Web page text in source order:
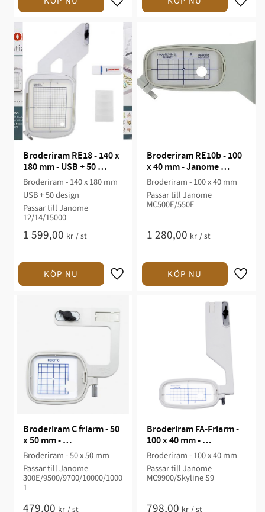
Broderiram RE18 - 140 x
180 mm - USB + 50
design - 12/14/15000
Broderiram - 140 x 180 mm
USB + 50 design
Passar till Janome
12/14/15000
1 599,00 kr /st
Broderiram RE10b - 100
x 40 mm - Janome
MC500E/550E
Broderiram - 100 x 40 mm
Passar till Janome
MC500E/550E
1 280,00 kr /st
Broderiram C friarm - 50
x 50 mm -
300E/9500/9700/10000/1
0001
Broderiram - 50 x 50 mm
Passar till Janome
300E/9500/9700/10000/1000
1
479,00 kr /st
Broderiram FA-Friarm -
100 x 40 mm -
MC9900/Skyline S9
Broderiram - 100 x 40 mm
Passar till Janome
MC9900/Skyline S9
798,00 kr /st